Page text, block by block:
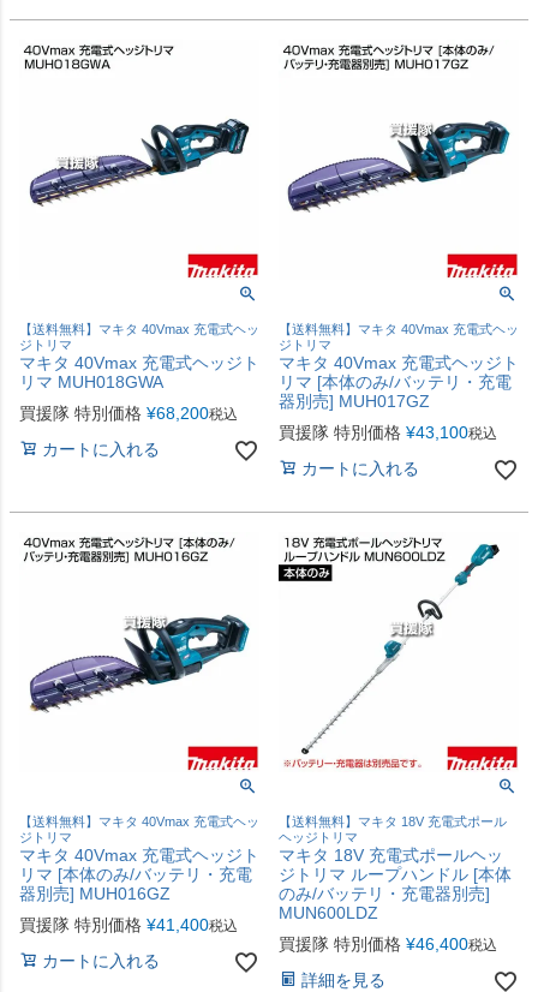
【送料無料】マキタ 40Vmax 充電式ヘッ
ジトリマ
マキタ 40Vmax 充電式ヘッジト
リマ MUH018GWA
買援隊 特別価格 ¥68,200税込
カートに入れる
【送料無料】マキタ 40Vmax 充電式ヘッ
ジトリマ
マキタ 40Vmax 充電式ヘッジト
リマ [本体のみ/バッテリ・充電
器別売] MUH017GZ
買援隊 特別価格 ¥43,100税込
カートに入れる
【送料無料】マキタ 40Vmax 充電式ヘッ
ジトリマ
マキタ 40Vmax 充電式ヘッジト
リマ [本体のみ/バッテリ・充電
器別売] MUH016GZ
買援隊 特別価格 ¥41,400税込
カートに入れる
【送料無料】マキタ 18V 充電式ポール
ヘッジトリマ
マキタ 18V 充電式ポールヘッ
ジトリマ ループハンドル [本体
のみ/バッテリ・充電器別売]
MUN600LDZ
買援隊 特別価格 ¥46,400税込
詳細を見る